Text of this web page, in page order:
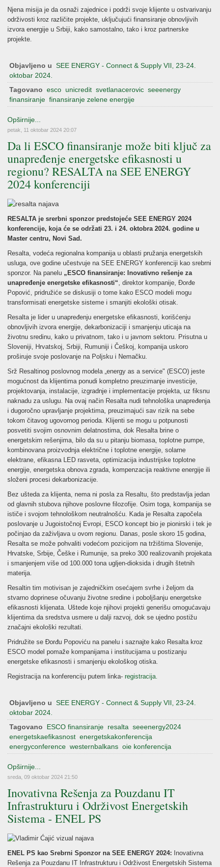
Njena misija je da osnaži zajednice i podrži svoje klijente u ostvarivanju
održivosti kroz različite projekte, uključujući finansiranje obnovljivih
izvora energije u Srbiji, kako samostalno, tako i kroz partnerske
projekte.
Objavljeno u SEE ENERGY - Connect & Supply VII, 23-24.
oktobar 2024.
Tagovano esco unicredit svetlanacerovic seeenergy
finansiranje finansiranje zelene energije
Opširnije...
petak, 11 oktobar 2024 20:07
Da li ESCO finansiranje može biti ključ za
unapređenje energetske efikasnosti u
regionu? RESALTA na SEE ENERGY
2024 konferenciji
RESALTA je srerbni sponzor predstojeće SEE ENERGY 2024
konferencije, koja će se održati 23. i 24. oktobra 2024. godine u
Master centru, Novi Sad.
Resalta, vodeća regionalna kompanija u oblasti pružanja energetskih
usluga, ove godine učestvuje na SEE ENERGY konferenciji kao srebrni
sponzor. Na panelu „ESCO finansiranje: Inovativno rešenje za
unapređenje energetske efikasnosti“, direktor kompanije, Đorđe
Popović, pridružiće se diskusiji o tome kako ESCO modeli mogu
transformisati energetske sisteme i smanjiti ekološki otisak.
Resalta je lider u unapređenju energetske efikasnosti, korišćenju
obnovljivih izvora energije, dekarbonizaciji i smanjenju uticaja na
životnu sredinu, kako u privatnom, tako i u javnom sektoru. Prisutna u
Sloveniji, Hrvatskoj, Srbiji, Rumuniji i Češkoj, kompanija uskoro
proširuje svoje poslovanje na Poljsku i Nemačku.
Srž Resaltinog poslovnog modela „energy as a service" (ESCO) jeste
mogućnost da klijentima ponudi kompletno preuzimanje investicije,
projektovanja, instalacije, izgradnje i implementacije projekta, uz fiksnu
naknadu za uslugu. Na ovaj način Resalta nudi tehnološka unapređenja
i dugoročno upravljanje projektima, preuzimajući sav rizik na sebe
tokom čitavog ugovornog perioda. Klijenti se mogu u potpunosti
posvetiti svojim osnovnim delatnostima, dok Resalta brine o
energetskim rešenjima, bilo da su u pitanju biomasa, toplotne pumpe,
kombinovana proizvodnja električne i toplotne energije, solarne
elektrane, efikasna LED rasveta, optimizacija industrijske toplotne
energije, energetska obnova zgrada, kompenzacija reaktivne energije ili
složeni procesi dekarbonizacije.
Bez ušteda za klijenta, nema ni posla za Resaltu, što predstavlja jedan
od glavnih stubova njihove poslovne filozofije. Osim toga, kompanija se
ističe i svojom tehnološkom neutralnošću. Kada je Resalta započela
poslovanje u Jugoistočnoj Evropi, ESCO koncept bio je pionirski i tek je
počinjao da zaživljava u ovom regionu. Danas, posle skoro 15 godina,
Resalta se može pohvaliti vodećom pozicijom na tržištima Slovenije,
Hrvatske, Srbije, Češke i Rumunije, sa preko 300 realizovanih projekata
i smanjenjem više od 100.000 tona ugljen-dioksida i drugih štetnih
materija.
Resaltin tim motivisan je zajedničkim osećajem svrhe i željom da
stvarno doprinese očuvanju životne sredine i poboljšanju energetske
efikasnosti klijenata. Uštede koje njihovi projekti generišu omogućavaju
klijentima da sredstva usmere u dalji razvoj, dok se ujedno postižu
značajni ekološki rezultati.
Pridružite se Đorđu Popoviću na panelu i saznajte kako Resalta kroz
ESCO model pomaže kompanijama i institucijama u postizanju
energetske efikasnosti i smanjenju ekološkog otiska.
Registracija na konferenciju putem linka- registracija.
Objavljeno u SEE ENERGY - Connect & Supply VII, 23-24.
oktobar 2024.
Tagovano
ESCO finansiranje resalta seeenergy2024
energetskaefikasnost energetskakonferencija
energyconference westernbalkans oie konferencija
Opširnije...
sreda, 09 oktobar 2024 21:50
Inovativna Rešenja za Pouzdanu IT
Infrastrukturu i Održivost Energetskih
Sistema - ENEL PS
ENEL PS kao Srebrni Sponzor na SEE ENERGY 2024:
Inovativna
Rešenja za Pouzdanu IT Infrastrukturu i Održivost Energetskih Sistema